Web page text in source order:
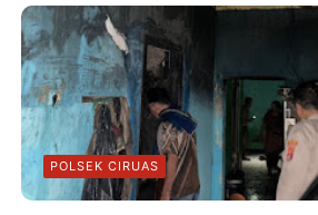
POLSEK CIRUAS